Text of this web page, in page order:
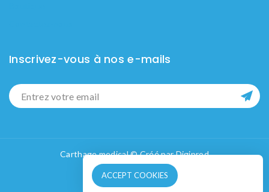
Inscrivez-vous à nos e-mails
Carthage medical © Créé parDigiprod
ACCEPT COOKIES
Contactez nous